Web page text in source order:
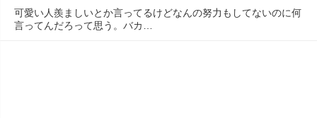
可愛い人羨ましいとか言ってるけどなんの努力もしてないのに何
言ってんだろって思う。バカ…